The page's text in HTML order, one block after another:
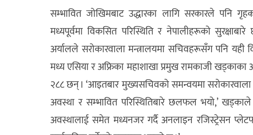
सम्भावित जोखिमबाट उद्धारका लागि सरकारले पनि
मध्यपूर्वमा विकसित परिस्थिति र नेपालीहरूको
अर्यालले सरोकारवाला मन्त्रालयमा सचिवहरूसँग पनि यही
मध्य एसिया र अफ्रिका महाशाखा प्रमुख रामकाजी
२८८ छन् । ‘आइतबार मुख्यसचिवको समन्वयमा
अवस्था र सम्भावित परिस्थितिबारे छलफल भयो,’ खड्काले
अवस्थालाई समेत मध्यनजर गर्दै अनलाइन रजिस्ट्रेसन